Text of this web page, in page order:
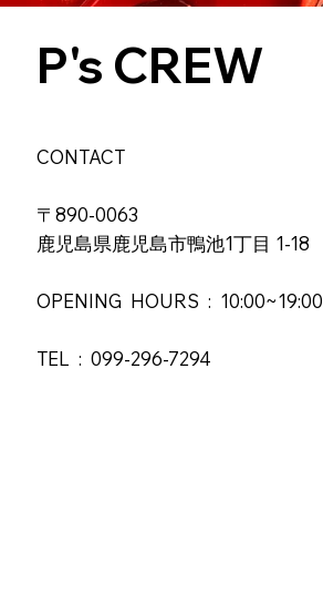
P's CREW
CONTACT
〒890-0063
鹿児島県鹿児島市鴨池1丁目 1-18
OPENING HOURS : 10:00~19:00
TEL : 099-296-7294